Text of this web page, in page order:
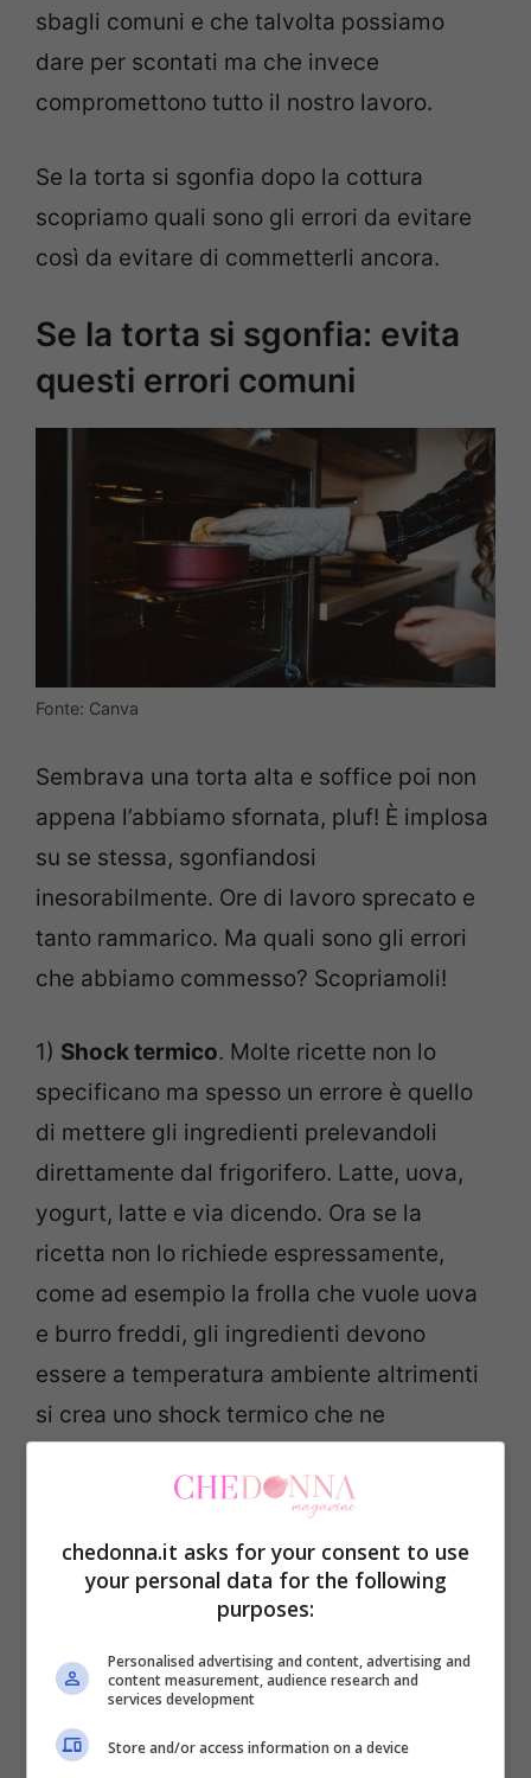
sbagli comuni e che talvolta possiamo
dare per scontati ma che invece
compromettono tutto il nostro lavoro.
Se la torta si sgonfia dopo la cottura
scopriamo quali sono gli errori da evitare
così da evitare di commetterli ancora.
Se la torta si sgonfia: evita
questi errori comuni
Fonte: Canva
Sembrava una torta alta e soffice poi non
appena l’abbiamo sfornata, pluf! È implosa
su se stessa, sgonfiandosi
inesorabilmente. Ore di lavoro sprecato e
tanto rammarico. Ma quali sono gli errori
che abbiamo commesso? Scopriamoli!
1) Shock termico. Molte ricette non lo
specificano ma spesso un errore è quello
di mettere gli ingredienti prelevandoli
direttamente dal frigorifero. Latte, uova,
yogurt, latte e via dicendo. Ora se la
ricetta non lo richiede espressamente,
come ad esempio la frolla che vuole uova
e burro freddi, gli ingredienti devono
essere a temperatura ambiente altrimenti
si crea uno shock termico che ne
metterne troppo, che troppo poco è
sbagliato. Se la quantità è eccessiva infatti
può provocare un’implosione della nostra
torta. Mentre se è poco richiamo di non
veder crescere la torta.
chedonna.it asks for your consent to use
your personal data for the following
purposes:
Personalised advertising and content, advertising and
content measurement, audience research and
services development
Store and/or access information on a device